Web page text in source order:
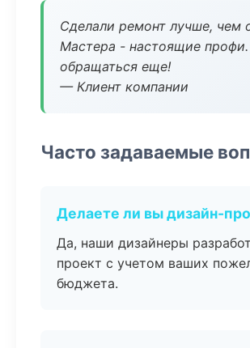
Сделали ремонт лучше, чем
Мастера - настоящие
обращаться еще!
— Клиент компании
Часто задаваемые
Делаете ли вы дизайн-
Да, наши дизайнеры
проект с учетом ваших
бюджета.